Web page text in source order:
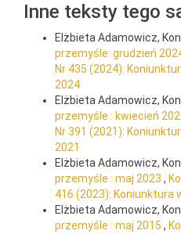
Inne teksty tego
Elżbieta Adamowicz,
przemyśle: grudzień
Nr 435 (2024):
2024
Elżbieta Adamowicz,
przemyśle : kwiecień
Nr 391 (2021):
2021
Elżbieta Adamowicz,
przemyśle : maj 2023 ,
416 (2023): Koniunktura
Elżbieta Adamowicz,
przemyśle : maj 2015 ,